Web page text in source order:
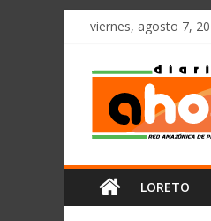
олимп казино
Saltarviernes, agosto 7,
Diario
Ahora
Cadena
Amazónica
de
LORETO